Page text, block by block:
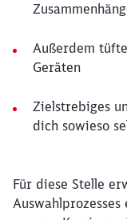
Außerdem
Geräten
Zielstrebiges
dich sowieso
Für diese Stelle